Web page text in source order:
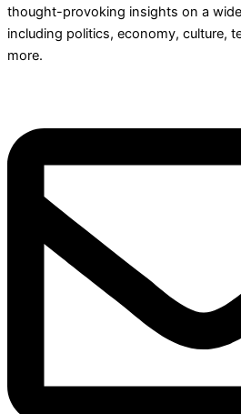
thought-provoking insights on a
including politics, economy, culture,
more.